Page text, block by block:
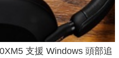
支援 Windows 頭部追